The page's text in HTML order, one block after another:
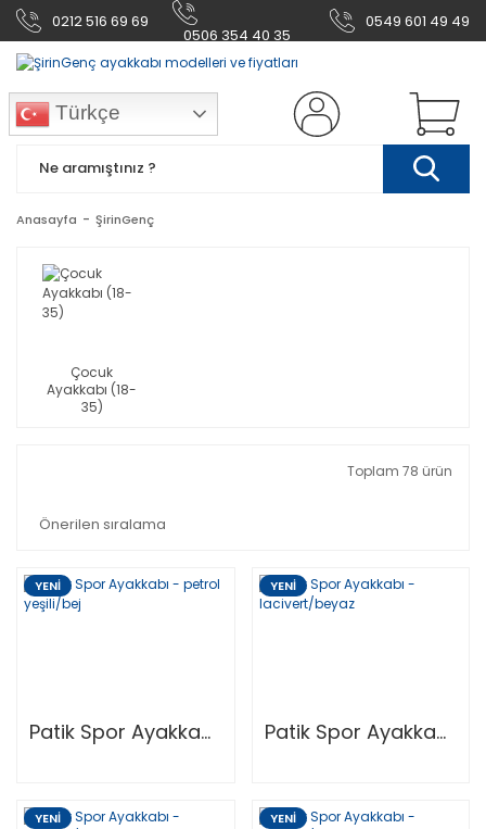
0212 516 69 69
0506 354 40 35
0549 601 49 49
Türkçe
Anasayfa ŞirinGenç
Çocuk
Ayakkabı (18-
35)
Toplam 78 ürün
YENİ
Patik Spor Ayakkabı - Petrol Yeşili/Bej
YENİ
Patik Spor Ayakkabı - Lacivert/Beyaz
YENİ YENİ